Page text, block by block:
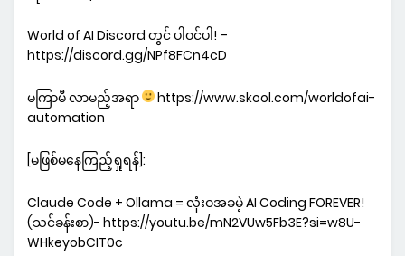
World of AI Discord တွင် ပါဝင်ပါ! –
https://discord.gg/NPf8FCn4cD
မကြာမီ လာမည့်အရာ
https://www.skool.com/worldofai-
automation
[မဖြစ်မနေကြည့်ရှုရန်]:
Claude Code + Ollama = လုံးဝအခမဲ့ AI Coding FOREVER!
(သင်ခန်းစာ)- https://youtu.be/mN2VUw5Fb3E?si=w8U-
WHkeyobCIT0c